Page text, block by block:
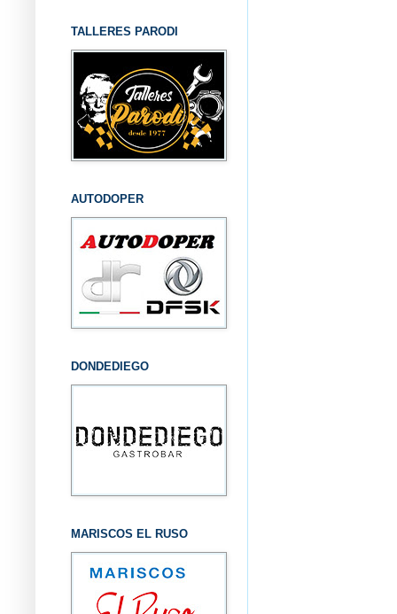
TALLERES PARODI
AUTODOPER
DONDEDIEGO
MARISCOS EL RUSO